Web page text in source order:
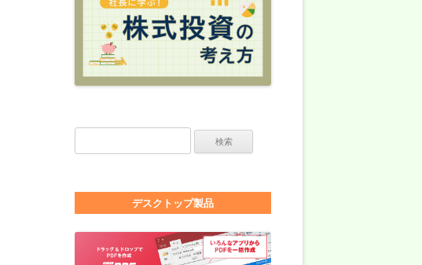
デスクトップ製品